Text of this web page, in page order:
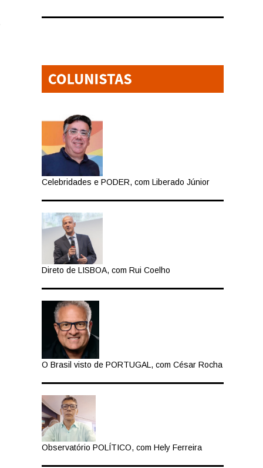
Celebridades e PODER, com Liberado Júnior
Direto de LISBOA, com Rui Coelho
O Brasil visto de PORTUGAL, com César Rocha
Observatório POLÍTICO, com Hely Ferreira